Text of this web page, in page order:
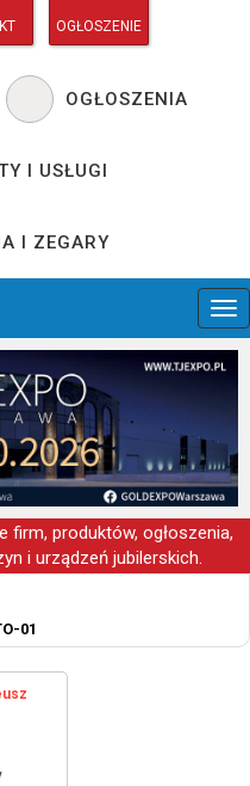
OGŁOSZENIE
OGŁOSZENIA
I USŁUGI
I ZEGARY
firm, produktów, ogłoszenia,
i urządzeń jubilerskich.
01